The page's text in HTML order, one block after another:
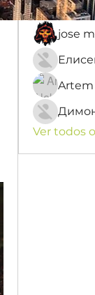
Anna
jose
Artem
Ver todos